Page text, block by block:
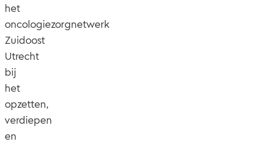
het
oncologiezorgnetwerk
Zuidoost
Utrecht
bij
het
opzetten,
verdiepen
en